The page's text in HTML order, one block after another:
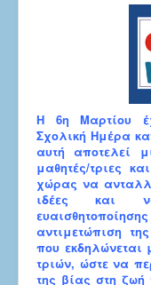
Η 6η Μαρτίου
Σχολική Ημέρα
αυτή αποτελεί
μαθητές/τριες
χώρας να
ιδέες και να
αντιμετώπιση
που εκδηλώνεται
τριών, ώστε να
της βίας στη ζωή